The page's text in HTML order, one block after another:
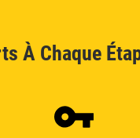
À Chaque